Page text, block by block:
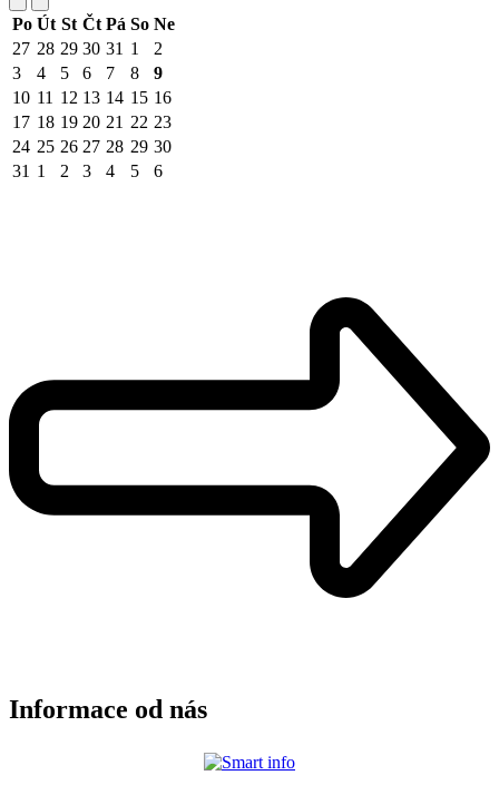
Po Út St Čt Pá So Ne
27 28 29 30 31 1
2
3
4 5 6 7 8
9
10 11 12 13 14 15 16
17 18 19 20 21 22 23
24 25 26 27 28 29 30
31 1 2 3 4 5 6
Informace od nás